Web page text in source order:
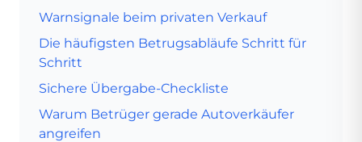
Warnsignale beim privaten Verkauf
Die häufigsten Betrugsabläufe Schritt für
Schritt
Sichere Übergabe-Checkliste
Warum Betrüger gerade Autoverkäufer
angreifen